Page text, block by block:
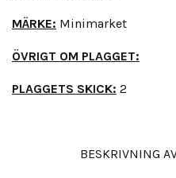
MÄRKE: Minimarket
ÖVRIGT OM PLAGGET:
PLAGGETS SKICK: 2
BESKRIVNING